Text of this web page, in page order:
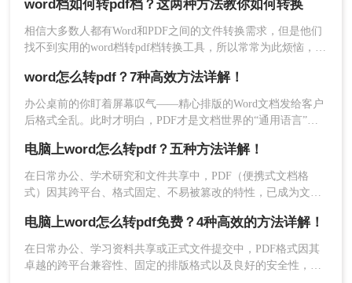
方法三：使用专业的PDF转换软件
如果您需要实现更复杂的转换需求，比如批量转换、设
置PDF密码等，那么我们推荐使用专业的PDF转换软
件，比如Adobe Acrobat、WPS Office等，下面以转转
大师PDF转换器操作为例。
操作如下：
1、官网下载客户端
式，轻松实现Word转PDF的操作。
word档如何转pdf档？这两种方法教你如何转换
相信大多数人都有Word和PDF之间的文件转换需求，但是他们
找不到实用的word档转pdf档转换工具，所以常常为此烦恼，今
苦恼的朋友。
word怎么转pdf？7种高效方法详解！
办公桌前的你盯着屏幕叹气——精心排版的Word文档发给客户
后格式全乱。此时才明白，PDF才是文档世界的“通用语言”。
法，涵盖日常办公到批量处理场景，助你彻底解决文档转换难
题。
电脑上word怎么转pdf？五种方法详解！
在日常办公、学术研究和文件共享中，PDF（便携式文档格
式）因其跨平台、格式固定、不易被篡改的特性，已成为文件
具，将其内容完美转换为PDF，是几乎每个人都会遇到的需
求。那么电脑上word怎么转pdf呢？
电脑上word怎么转pdf免费？4种高效的方法详解！
在日常办公、学习资料共享或正式文件提交中，PDF格式因其
卓越的跨平台兼容性、固定的排版格式以及良好的安全性，几